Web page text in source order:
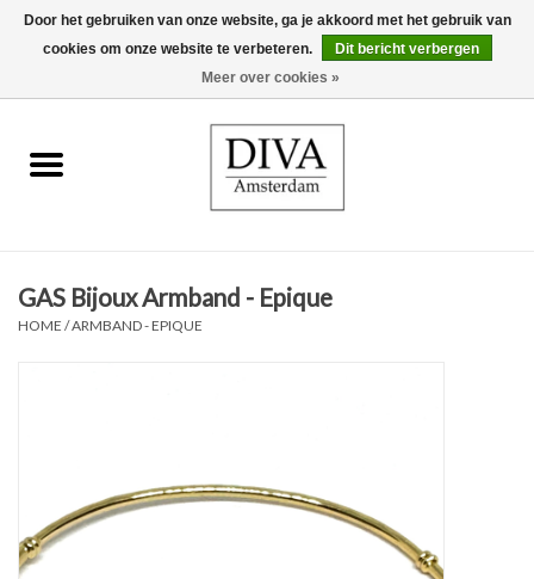
0 Artikelen - €0,00
Oorbellen
Ringen
Accessoires
GAS Bijoux Armband - Epique
HOME /ARMBAND - EPIQUE
Door het gebruiken van onze website, ga je akkoord met het gebruik van
cookies om onze website te verbeteren.
Dit bericht verbergen
Meer over cookies »